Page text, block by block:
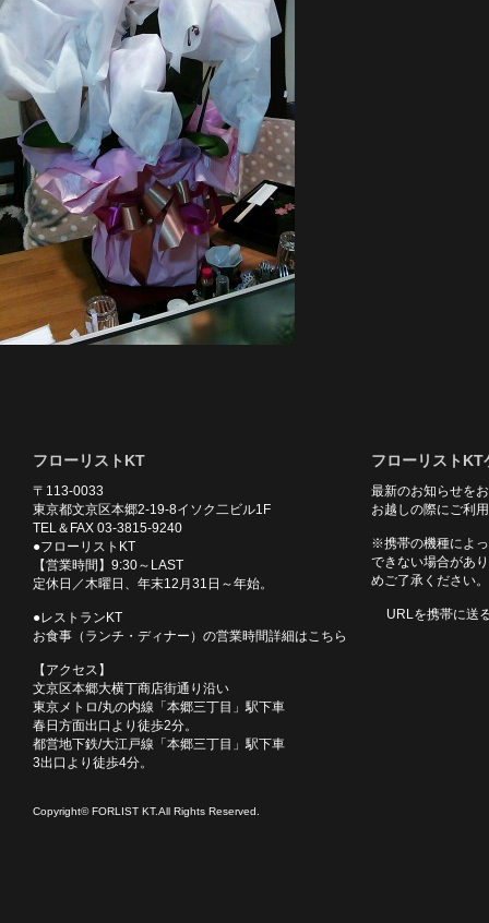
フローリストKT
〒113-0033
東京都文京区本郷2-19-8イソク二ビル1F
TEL＆FAX 03-3815-9240
●フローリストKT
【営業時間】9:30～LAST
定休日／木曜日、年末12月31日～年始。
●レストランKT
お食事（ランチ・ディナー）の営業時間詳細はこちら
【アクセス】
文京区本郷大横丁商店街通り沿い
東京メトロ/丸の内線「本郷三丁目」駅下車
春日方面出口より徒歩2分。
都営地下鉄/大江戸線「本郷三丁目」駅下車
3出口より徒歩4分。
フローリストKT
最新のお知らせを
お越しの際にご利
※携帯の機種によ
できない場合があ
めご了承ください。
URLを携帯に送
Copyright© FORLIST KT.All Rights Reserved.